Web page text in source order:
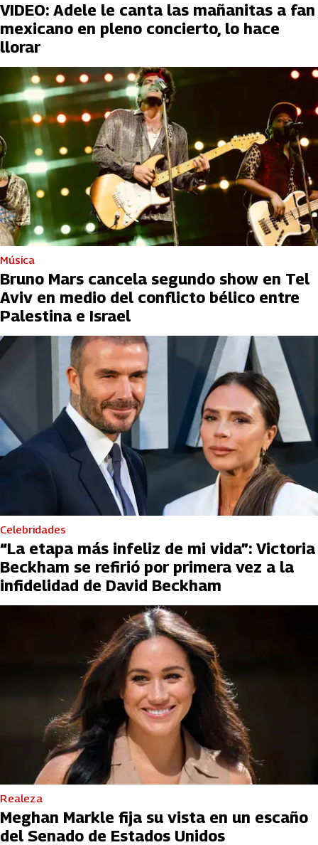
VIDEO: Adele le canta las mañanitas a fan
mexicano en pleno concierto, lo hace
llorar
Música
Bruno Mars cancela segundo show en Tel
Aviv en medio del conflicto bélico entre
Palestina e Israel
Celebridades
“La etapa más infeliz de mi vida”: Victoria
Beckham se refirió por primera vez a la
infidelidad de David Beckham
Realeza
Meghan Markle fija su vista en un escaño
del Senado de Estados Unidos